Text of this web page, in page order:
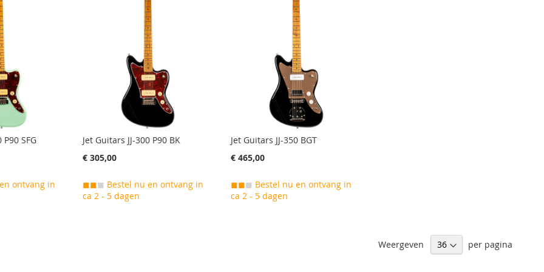
P90 SFG
ontvang in
Jet Guitars JJ-300 P90 BK
€ 305,00
◼◼◼ Bestel nu en ontvang in
ca 2 - 5 dagen
Jet Guitars JJ-350 BGT
€ 465,00
◼◼◼ Bestel nu en ontvang in
ca 2 - 5 dagen
Weergeven per pagina